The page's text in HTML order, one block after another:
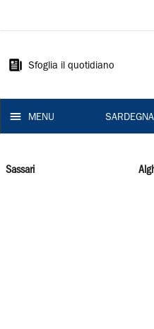
Sardegna
Sfoglia il quotidiano
MENU SARDEGNA
Sassari